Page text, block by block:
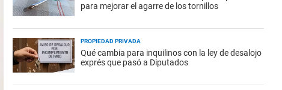
para mejorar el agarre de los tornillos
PROPIEDAD PRIVADA
Qué cambia para inquilinos con la ley de desalojo
exprés que pasó a Diputados